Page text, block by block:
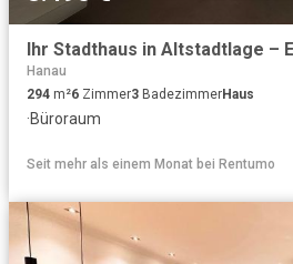
Hanau
294 m²6 Zimmer3 BadezimmerHaus
·Büroraum
Seit mehr als einem Monat bei Rentumo